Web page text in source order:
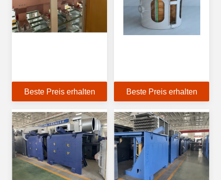
Beste Preis erhalten Beste Preis erhalten